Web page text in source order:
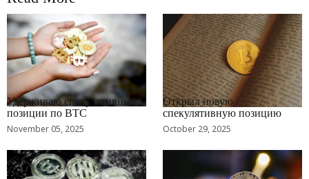
RRCNEWS_RU
Удерживаю спекулятивные
позиции по BTC
November 05, 2025
RRCNEWS_RU
Открыл новую
спекулятивную позицию
October 29, 2025